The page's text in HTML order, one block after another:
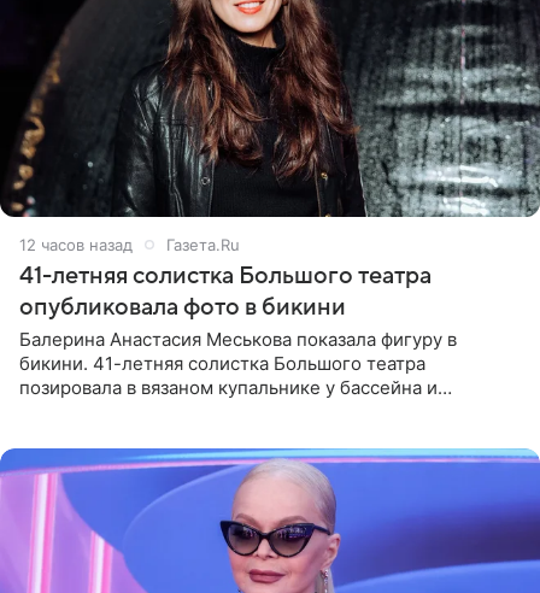
12 часов назад Газета.Ru
41-летняя солистка Большого театра
опубликовала фото в бикини
Балерина Анастасия Меськова показала фигуру в
бикини. 41-летняя солистка Большого театра
позировала в вязаном купальнике у бассейна и